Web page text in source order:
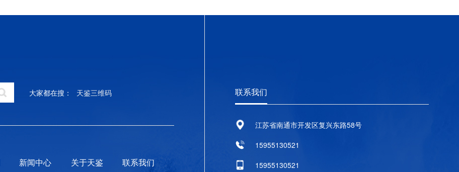
大家都在搜： 天鉴三维码
新闻中心 关于天鉴 联系我们
联系我们
江苏省南通市开发区复兴东路58号
15955130521
15955130521